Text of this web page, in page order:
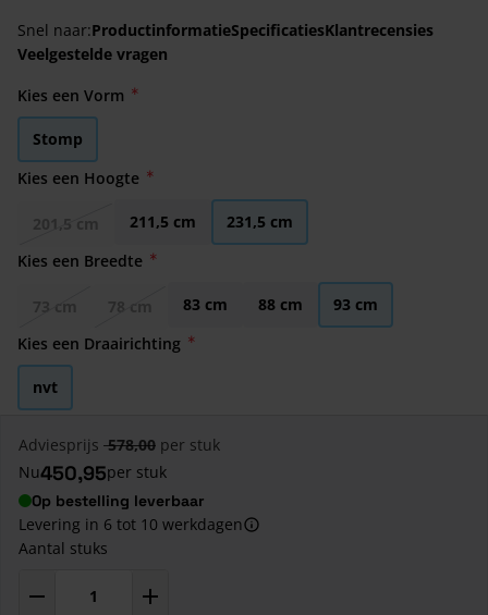
Snel naar:ProductinformatieSpecificatiesKlantrecensies
Veelgestelde vragen
Kies een Vorm
Stomp
Kies een Hoogte
211,5 cm
231,5 cm
Kies een Breedte
83 cm 88 cm
93 cm
Kies een Draairichting
nvt
Adviesprijs 578,00 per stuk
Nu450,95per stuk
Op bestelling leverbaar
Levering in 6 tot 10 werkdagen
Aantal stuks